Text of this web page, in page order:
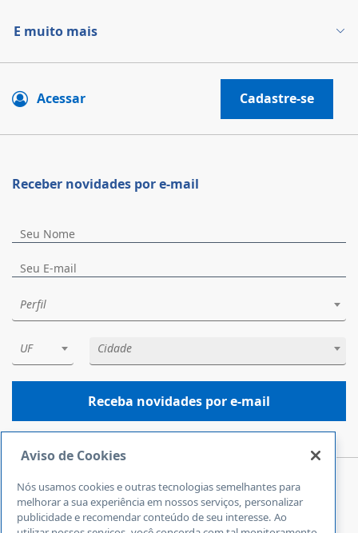
E muito mais
Acessar Cadastre-se
Central de Atendimento
0800 570 0800
Receber novidades por e-mail
Perfil
UF Cidade
Receba novidades por e-mail
Aviso de Cookies
Nós usamos cookies e outras tecnologias semelhantes para
melhorar a sua experiência em nossos serviços, personalizar
publicidade e recomendar conteúdo de seu interesse. Ao